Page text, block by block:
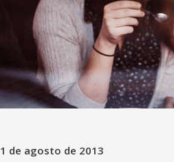
1 de agosto de 2013